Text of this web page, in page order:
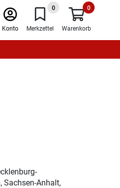
Konto
0
Merkzettel
0
Warenkorb
Sachsen-Anhalt,